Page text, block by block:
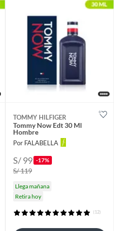
TOMMY HILFIGER
Tommy Now Edt 30 Ml
Hombre
Por FALABELLA
S/ 99 -17%
S/ 119
Llega mañana
Retira hoy
(12)